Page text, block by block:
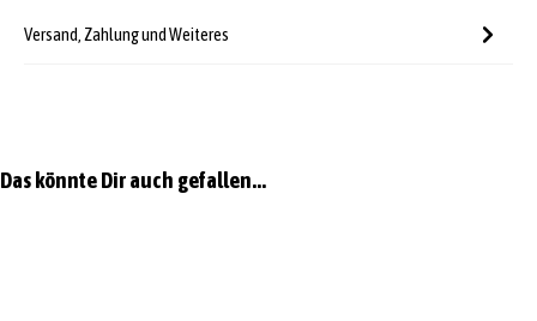
Versand, Zahlung und Weiteres
Produktgalerie überspringen
Das könnte Dir auch gefallen...